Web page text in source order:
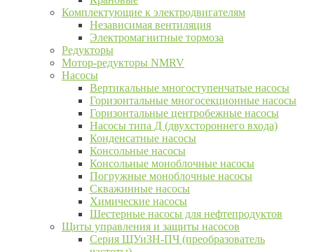
Комплектующие к электродвигателям
Независимая вентиляция
Электромагнитные тормоза
Редукторы
Мотор-редукторы NMRV
Насосы
Вертикальные многоступенчатые насосы
Горизонтальные многосекционные насосы
Горизонтальные центробежные насосы
Насосы типа Д (двухстороннего входа)
Конденсатные насосы
Консольные насосы
Консольные моноблочные насосы
Погружные моноблочные насосы
Скважинные насосы
Химические насосы
Шестерные насосы для нефтепродуктов
Щиты управления и защиты насосов
Серия ЩУиЗН-ПЧ (преобразователь